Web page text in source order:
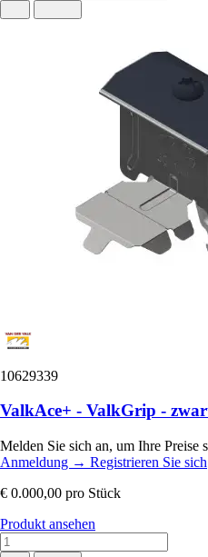
10629339
ValkAce+ - ValkGrip -
Melden Sie sich an, um Ihre Preise
Anmeldung → Registrieren Sie sich
€ 0.000,00 pro Stück
Produkt ansehen